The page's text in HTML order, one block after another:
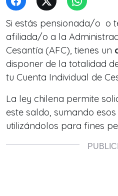
Si estás pensionada/o o
afiliada/o a la
Cesantía (AFC), tienes un
disponer de la totalidad
tu Cuenta Individual de
La ley chilena permite
este saldo, sumando
utilizándolos para fines